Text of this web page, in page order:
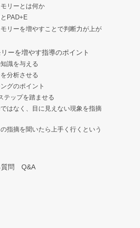
リーとは何か
PAD+E
リーを増やすことで判断力が上が
ーを増やす指導のポイント
識を与える
分析させる
グのポイント
テップを踏ませる
はなく、目に見えない現象を指摘
指摘を聞いたら上手く行くという
質問 Q&A